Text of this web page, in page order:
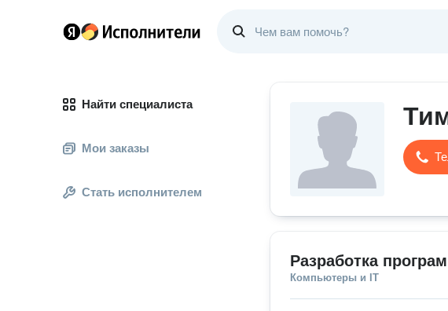
Найти специалиста
Мои заказы
Стать исполнителем
Разработка
Компьютеры и IT